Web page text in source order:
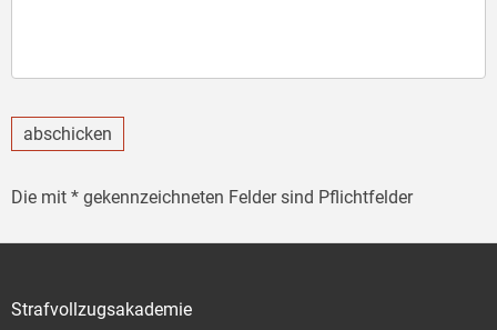
abschicken
Die mit * gekennzeichneten Felder sind Pflichtfelder
Strafvollzugsakademie